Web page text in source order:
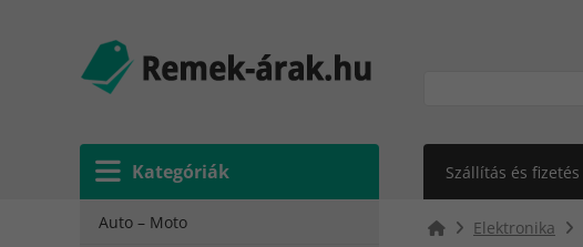
Kategóriák Szállítás és fizetés
Auto – Moto Elektronika